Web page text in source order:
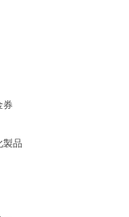
券
製品